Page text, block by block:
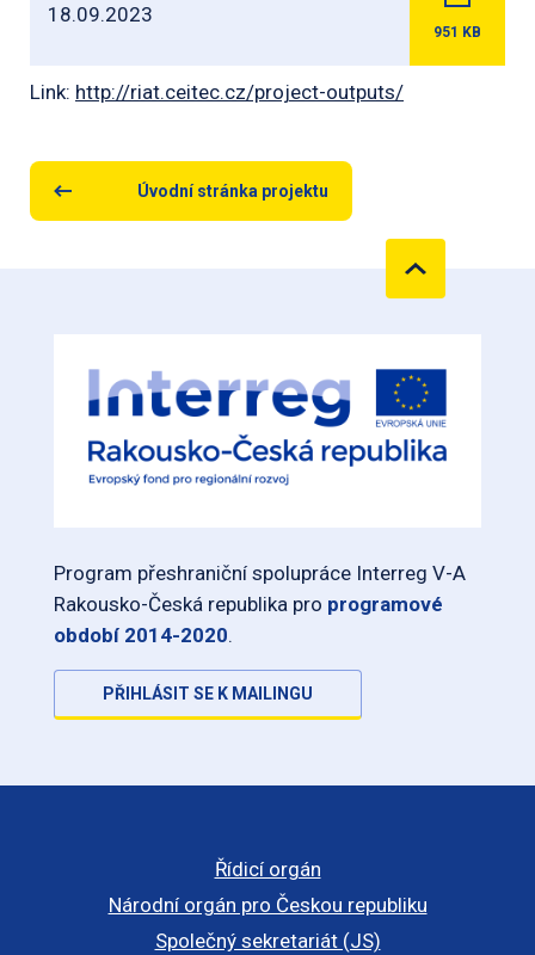
18.09.2023
951 KB
Link: http://riat.ceitec.cz/project-outputs/
Úvodní stránka projektu
Program přeshraniční spolupráce Interreg V-A
Rakousko-Česká republika pro programové
období 2014-2020.
PŘIHLÁSIT SE K MAILINGU
Řídicí orgán
Národní orgán pro Českou republiku
Společný sekretariát (JS)